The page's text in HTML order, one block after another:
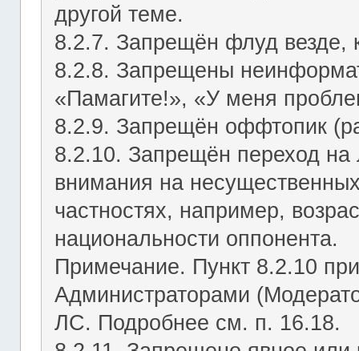
другой теме.
8.2.7. Запрещён флуд везде,
8.2.8. Запрещены
«Памагите!», «У меня
8.2.9. Запрещён оффтопик
8.2.10. Запрещён переход на
внимания на
частностях, например,
национальности оппонента.
Примечание. Пункт 8.2.10
Администраторами
ЛС. Подробнее см. п. 16.18.